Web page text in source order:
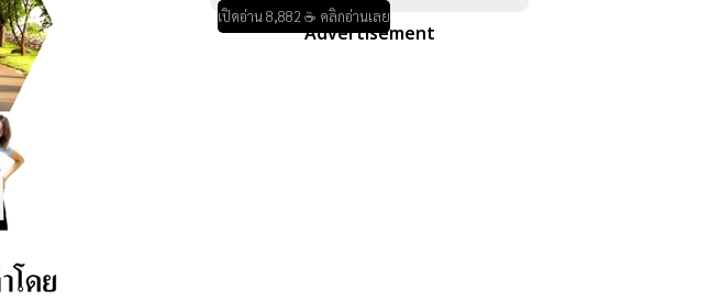
เปิดอ่าน 8,882 ☕ คลิกอ่านเลย
Advertisement